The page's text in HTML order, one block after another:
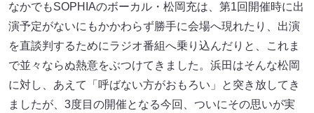
なかでもSOPHIAのボーカル・松岡充は、第1回開催時に出
演予定がないにもかかわらず勝手に会場へ現れたり、出演
を直談判するためにラジオ番組へ乗り込んだりと、これま
で並々ならぬ熱意をぶつけてきました。浜田はそんな松岡
に対し、あえて「呼ばない方がおもろい」と突き放してき
ましたが、3度目の開催となる今回、ついにその思いが実